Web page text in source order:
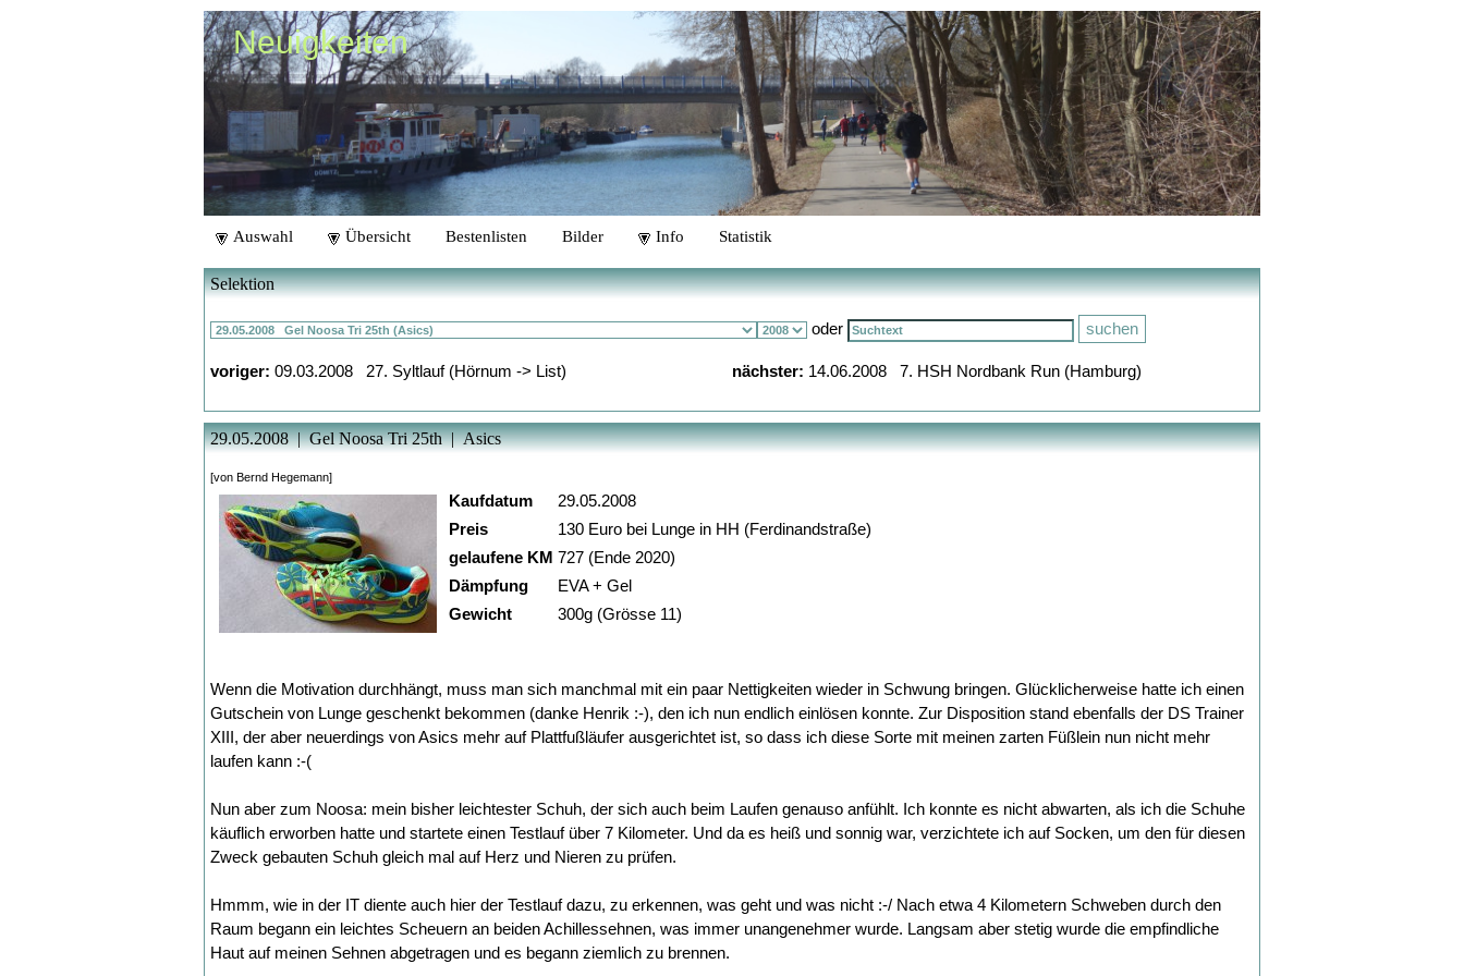
Neuigkeiten
Auswahl Übersicht Bestenlisten Bilder Info Statistik
Selektion
oder
voriger: 09.03.2008 27. Syltlauf (Hörnum -> List) nächster: 14.06.2008 7. HSH Nordbank Run (Hamburg)
29.05.2008 | Gel Noosa Tri 25th | Asics
[von Bernd Hegemann]
Kaufdatum
29.05.2008
Preis
130 Euro bei Lunge in HH (Ferdinandstraße)
gelaufene KM 727 (Ende 2020)
Dämpfung
EVA + Gel
Gewicht
300g (Grösse 11)
Wenn die Motivation durchhängt, muss man sich manchmal mit ein paar Nettigkeiten wieder in Schwung bringen. Glücklicherweise hatte ich einen
Gutschein von Lunge geschenkt bekommen (danke Henrik :-), den ich nun endlich einlösen konnte. Zur Disposition stand ebenfalls der DS Trainer
XIII, der aber neuerdings von Asics mehr auf Plattfußläufer ausgerichtet ist, so dass ich diese Sorte mit meinen zarten Füßlein nun nicht mehr
laufen kann :-(
Nun aber zum Noosa: mein bisher leichtester Schuh, der sich auch beim Laufen genauso anfühlt. Ich konnte es nicht abwarten, als ich die Schuhe
käuflich erworben hatte und startete einen Testlauf über 7 Kilometer. Und da es heiß und sonnig war, verzichtete ich auf Socken, um den für diesen
Zweck gebauten Schuh gleich mal auf Herz und Nieren zu prüfen.
Hmmm, wie in der IT diente auch hier der Testlauf dazu, zu erkennen, was geht und was nicht :-/ Nach etwa 4 Kilometern Schweben durch den
Raum begann ein leichtes Scheuern an beiden Achillessehnen, was immer unangenehmer wurde. Langsam aber stetig wurde die empfindliche
Haut auf meinen Sehnen abgetragen und es begann ziemlich zu brennen.